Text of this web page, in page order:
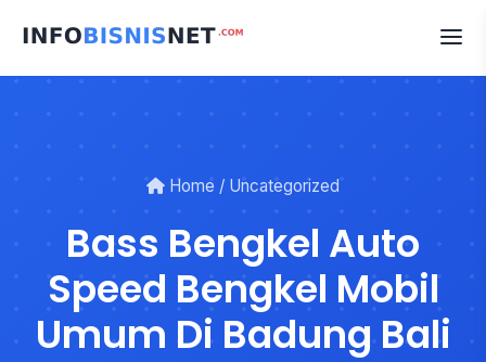
Home / Uncategorized
Bass Bengkel Auto
Speed Bengkel Mobil
Umum Di Badung Bali